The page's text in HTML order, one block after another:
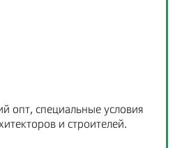
опт, специальные условия
и строителей.